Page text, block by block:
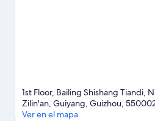
1st Floor, Bailing Shishang Tiandi,
Zilin'an, Guiyang, Guizhou,
Ver en el mapa